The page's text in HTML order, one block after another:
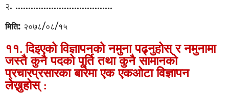
२. ......................................
मिति: २०७८/०८/१५
११. दिइएको विज्ञापनको नमुना पढ्नुहोस् र नमुनामा
जस्तै कुनै पदको पूर्ति तथा कुनै सामानको
प्रचारप्रसारका बारेमा एक एकओटा विज्ञापन
लेख्नुहोस् :